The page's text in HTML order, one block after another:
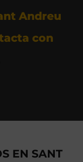
Andreu
con
EN SANT